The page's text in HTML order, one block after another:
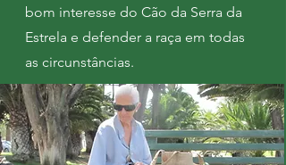
bom interesse do Cão da Serra da
Estrela e defender a raça em todas
as circunstâncias.